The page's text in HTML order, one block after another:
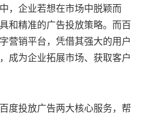
，企业若想在市场中脱颖而
和精准的广告投放策略。而百
营销平台，凭借其强大的用户
成为企业拓展市场、获取客户
度投放广告两大核心服务，帮